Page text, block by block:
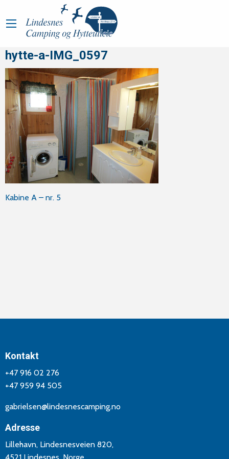
hytte-a-IMG_0597
Innleggsnavigasjon
Kabine A – nr. 5
Kontakt
+47 916 02 276
+47 959 94 505
gabrielsen@lindesnescamping.no
Adresse
Lillehavn, Lindesnesveien 820,